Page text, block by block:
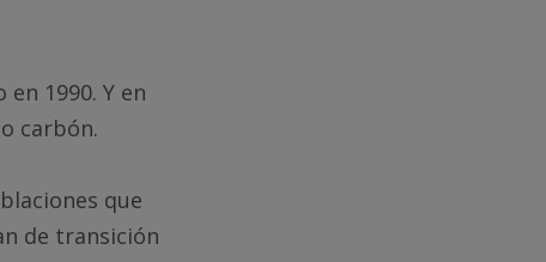
1990. Y en
carbón.
que
de transición